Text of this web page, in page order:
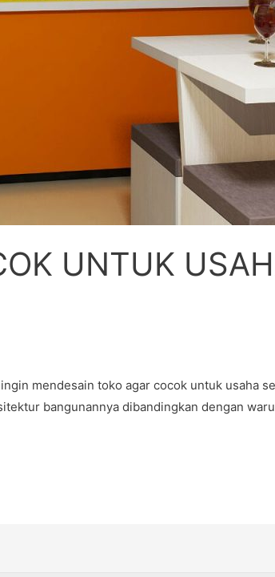
UNTUK
mendesain toko agar cocok untuk usaha
bangunannya dibandingkan dengan